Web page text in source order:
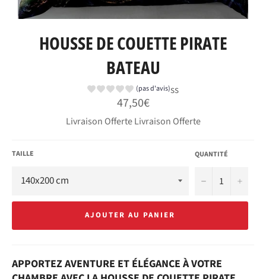
HOUSSE DE COUETTE PIRATE
BATEAU
(pas d'avis)ss
Prix
régulier
47,50€
Livraison Offerte Livraison Offerte
TAILLE QUANTITÉ
− +
AJOUTER AU PANIER
APPORTEZ AVENTURE ET ÉLÉGANCE À VOTRE